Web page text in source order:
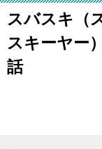
スバスキ（
スキーヤー
話